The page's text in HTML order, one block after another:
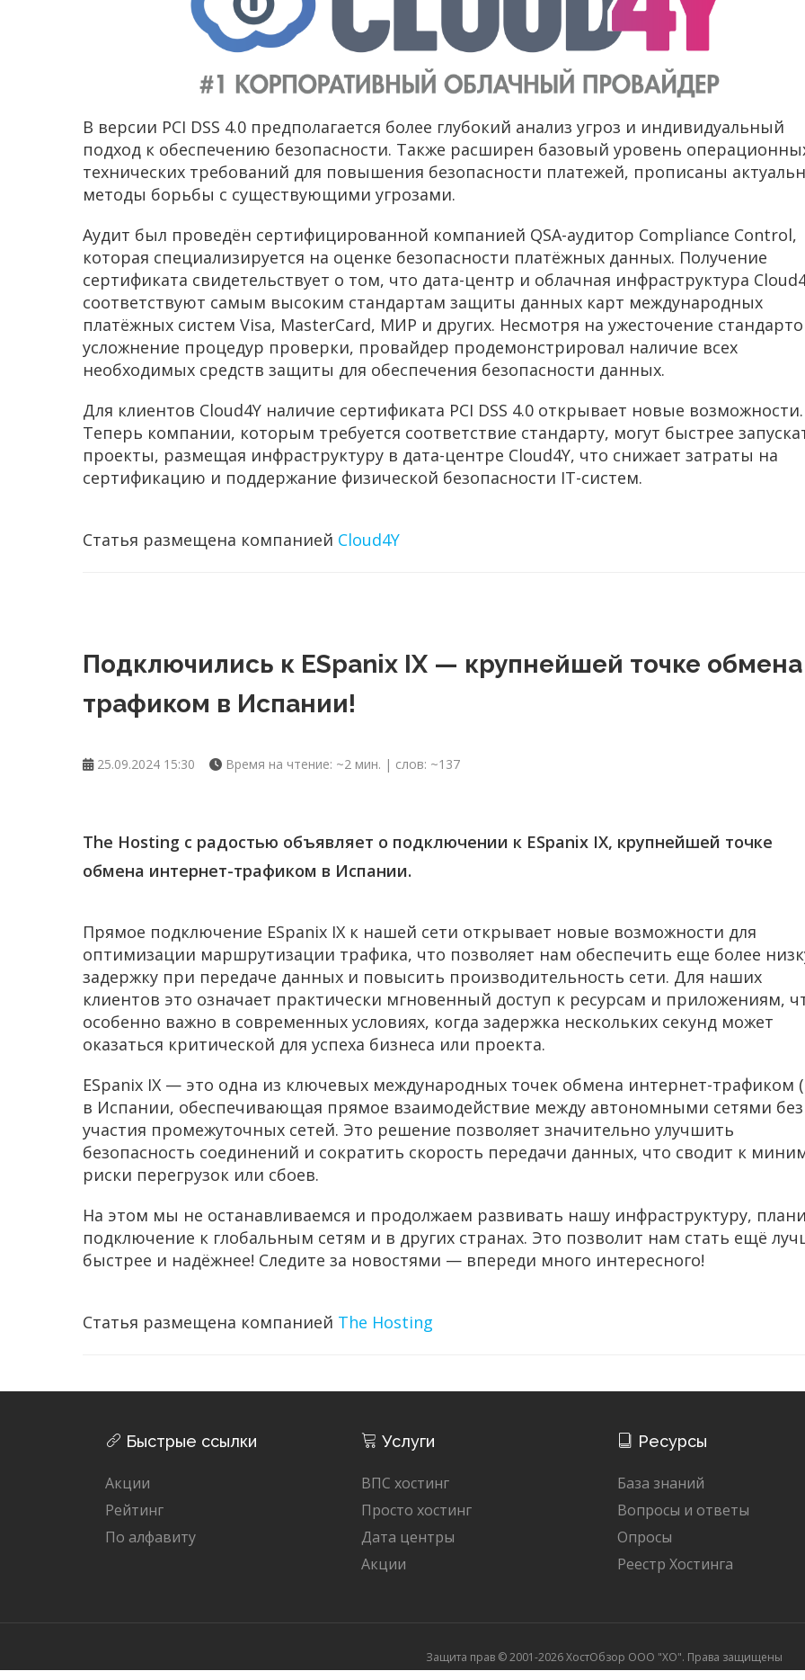
В версии PCI DSS 4.0 предполагается более глубокий анализ угроз и индивидуальный
подход к обеспечению безопасности. Также расширен базовый уровень
технических требований для повышения безопасности платежей, прописаны
методы борьбы с существующими угрозами.
Аудит был проведён сертифицированной компанией QSA-аудитор Compliance Control,
которая специализируется на оценке безопасности платёжных данных. Получение
сертификата свидетельствует о том, что дата-центр и облачная инфраструктура
соответствуют самым высоким стандартам защиты данных карт международных
платёжных систем Visa, MasterCard, МИР и других. Несмотря на ужесточение
усложнение процедур проверки, провайдер продемонстрировал наличие всех
необходимых средств защиты для обеспечения безопасности данных.
Для клиентов Cloud4Y наличие сертификата PCI DSS 4.0 открывает новые возможности.
Теперь компании, которым требуется соответствие стандарту, могут быстрее
проекты, размещая инфраструктуру в дата-центре Cloud4Y, что снижает затраты на
сертификацию и поддержание физической безопасности IT-систем.
Статья размещена компанией Cloud4Y
Подключились к ESpanix IX — крупнейшей точке обмена
трафиком в Испании!
25.09.2024 15:30 Время на чтение: ~2 мин. | слов: ~137
The Hosting с радостью объявляет о подключении к ESpanix IX, крупнейшей точке
обмена интернет-трафиком в Испании.
Прямое подключение ESpanix IX к нашей сети открывает новые возможности для
оптимизации маршрутизации трафика, что позволяет нам обеспечить еще более
задержку при передаче данных и повысить производительность сети. Для наших
клиентов это означает практически мгновенный доступ к ресурсам и приложениям,
особенно важно в современных условиях, когда задержка нескольких секунд может
оказаться критической для успеха бизнеса или проекта.
ESpanix IX — это одна из ключевых международных точек обмена интернет-трафиком
в Испании, обеспечивающая прямое взаимодействие между автономными сетями без
участия промежуточных сетей. Это решение позволяет значительно улучшить
безопасность соединений и сократить скорость передачи данных, что сводит к
риски перегрузок или сбоев.
На этом мы не останавливаемся и продолжаем развивать нашу инфраструктуру,
подключение к глобальным сетям и в других странах. Это позволит нам стать ещё
быстрее и надёжнее! Следите за новостями — впереди много интересного!
Статья размещена компанией The Hosting
Быстрые ссылки
Акции
Рейтинг
По алфавиту
Услуги
ВПС хостинг
Просто хостинг
Дата центры
Акции
Ресурсы
База знаний
Вопросы и ответы
Опросы
Реестр Хостинга
Защита прав © 2001-2026 ХостОбзор ООО "XO". Права защищены